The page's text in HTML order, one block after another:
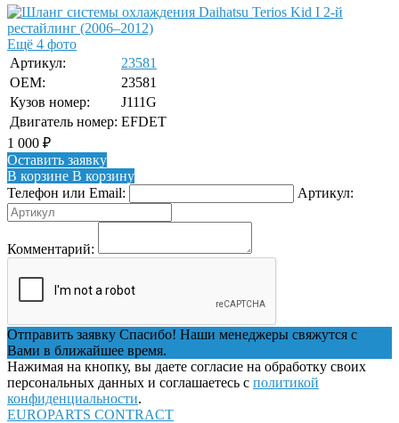
Ещё 4 фото
Артикул:
23581
OEM:
23581
Кузов номер:
J111G
Двигатель номер: EFDET
1 000 ₽
Оставить заявку
В корзине В корзину
Телефон или Email:
Артикул:
Комментарий:
Отправить заявку Спасибо! Наши менеджеры свяжутся с
Вами в ближайшее время.
Нажимая на кнопку, вы даете согласие на обработку своих
персональных данных и соглашаетесь с политикой
конфиденциальности.
EUROPARTS CONTRACT